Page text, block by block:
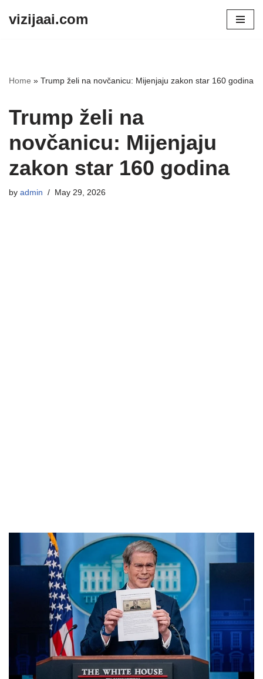
vizijaai.com
Home » Trump želi na novčanicu: Mijenjaju zakon star 160 godina
Trump želi na
novčanicu: Mijenjaju
zakon star 160 godina
by admin May 29, 2026